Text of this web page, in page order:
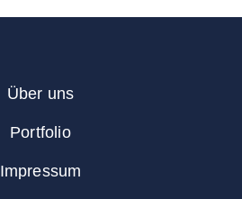
Über uns
Portfolio
Impressum